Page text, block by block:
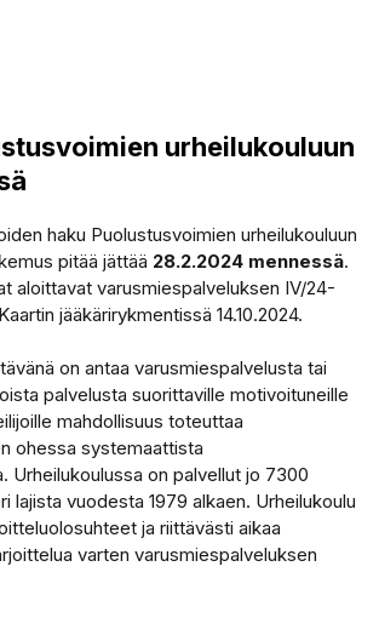
urheilukouluun
haku Puolustusvoimien urheilukouluun
pitää jättää 28.2.2024 mennessä.
aloittavat varusmiespalveluksen IV/24-
jääkärirykmentissä 14.10.2024.
on antaa varusmiespalvelusta tai
palvelusta suorittaville motivoituneille
mahdollisuus toteuttaa
ohessa systemaattista
Urheilukoulussa on palvellut jo 7300
lajista vuodesta 1979 alkaen. Urheilukoulu
ja riittävästi aikaa
varten varusmiespalveluksen